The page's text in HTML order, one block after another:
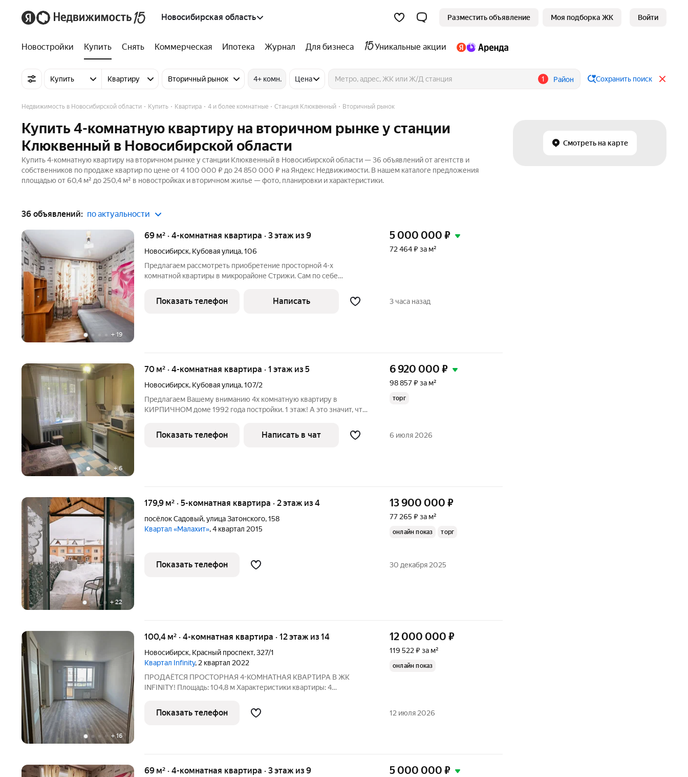
Новосибирская область Разместить объявление Моя подборка ЖК Войти
Новостройки Купить Снять Коммерческая Ипотека Журнал Для бизнеса Уникальные акции
Купить Квартиру Вторичный рынок 4+ комн. Цена 1 Район Сохранить поиск
Смотреть на карте
Недвижимость в Новосибирской области Купить Квартира 4 и более комнатные Станция Клюквенный Вторичный рынок
Купить 4-комнатную квартиру на вторичном рынке у станции
Клюквенный в Новосибирской области
Купить 4-комнатную квартиру на вторичном рынке у станции Клюквенный в Новосибирской области — 36 объявлений от агентств и
собственников по продаже квартир по цене от 4 100 000 ₽ до 24 850 000 ₽ на Яндекс Недвижимости. В нашем каталоге предложения
площадью от 60,4 м² до 250,4 м² в новостройках и вторичном жилье — фото, планировки и характеристики.
36 объявлений: по актуальности
+ 19
69 м² · 4-комнатная квартира · 3 этаж из 9
Новосибирск, Кубовая улица,106
Предлагаем рассмотреть приобретение просторной 4-х
комнатной квартиры в микрорайоне Стрижи. Сам по себе
и поликлиники, частные медицинские центры, центры развития
детей с различными
5 000 000 ₽
72 464 ₽ за м²
Показать телефон Написать 3 часа назад
+6
70 м² · 4-комнатная квартира · 1 этаж из 5
Новосибирск, Кубовая улица,107/2
Предлагаем Вашему вниманию 4х комнатную квартиру в
КИРПИЧНОМ доме 1992 года постройки. 1 этаж! А это значит, что
для Вас место! А также передвигать внутренние стены в любой
порядочности,
6 920 000 ₽
98 857 ₽ за м²
торг
Показать телефон Написать в чат 6 июля 2026
+22
179,9 м² · 5-комнатная квартира · 2 этаж из 4
посёлок Садовый,улица Затонского,158
Квартал «Малахит», 4 квартал 2015
13 900 000 ₽
77 265 ₽ за м²
онлайн показ торг
Показать телефон 30 декабря 2025
+16
100,4 м² · 4-комнатная квартира · 12 этаж из 14
Новосибирск, Красный проспект,327/1
Квартал Infinity, 2 квартал 2022
ПРОДАЁТСЯ ПРОСТОРНАЯ 4-КОМНАТНАЯ КВАРТИРА В ЖК
INFINITY! Площадь: 104,8 м Характеристики квартиры: 4
раздельных санузла + отдельно стоящая ванна Две совмещённые
лоджии (выход из кухни и
12 000 000 ₽
119 522 ₽ за м²
онлайн показ
Показать телефон 12 июля 2026
69 м² · 4-комнатная квартира · 3 этаж из 9 5 000 000 ₽